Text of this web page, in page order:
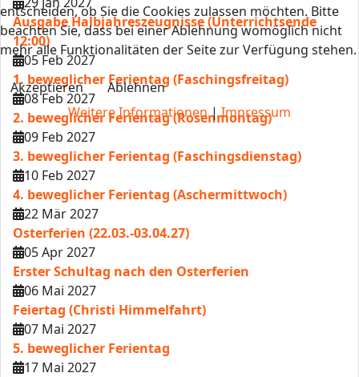
Ausgabe Halbjahreszeugnisse (Unterrichtsende
12:00)
05 Feb 2027
1. beweglicher Ferientag (Faschingsfreitag)
08 Feb 2027
2. beweglicher Ferientag (Rosenmontag)
09 Feb 2027
3. beweglicher Ferientag (Faschingsdienstag)
10 Feb 2027
4. beweglicher Ferientag (Aschermittwoch)
22 Mär 2027
Osterferien (22.03.-03.04.27)
05 Apr 2027
Erster Schultag nach den Osterferien
06 Mai 2027
Feiertag (Christi Himmelfahrt)
07 Mai 2027
5. beweglicher Ferientag
17 Mai 2027
entscheiden, ob Sie die Cookies zulassen möchten. Bitte
beachten Sie, dass bei einer Ablehnung womöglich nicht
mehr alle Funktionalitäten der Seite zur Verfügung stehen.
Akzeptieren
Ablehnen
Weitere Informationen|Impressum